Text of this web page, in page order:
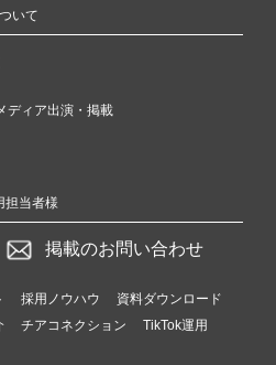
いて
ディア出演・掲載
担当者様
掲載のお問い合わせ
採用ノウハウ
資料ダウンロード
チアコネクション
TikTok運用